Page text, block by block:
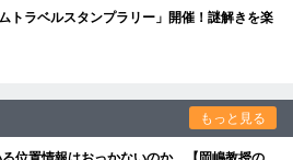
トラベルスタンプラリー」開催！謎解きを楽
もっと見る